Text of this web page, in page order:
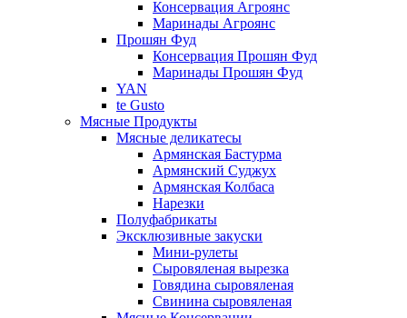
Консервация Агроянс
Маринады Агроянс
Прошян Фуд
Консервация Прошян Фуд
Маринады Прошян Фуд
YAN
te Gusto
Мясные Продукты
Мясные деликатесы
Армянская Бастурма
Армянский Суджух
Армянская Колбаса
Нарезки
Полуфабрикаты
Эксклюзивные закуски
Мини-рулеты
Сыровяленая вырезка
Говядина сыровяленая
Свинина сыровяленая